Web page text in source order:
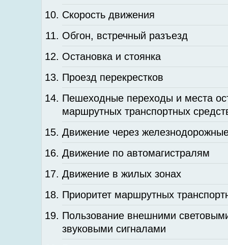
Скорость движения
Обгон, встречный разъезд
Остановка и стоянка
Проезд перекрестков
Пешеходные переходы и места
маршрутных транспортных
Движение через
Движение по автомагистралям
Движение в жилых зонах
Приоритет маршрутных
Пользование внешними
звуковыми сигналами